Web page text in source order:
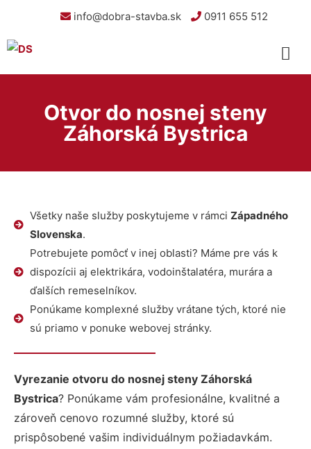
info@dobra-stavba.sk 0911 655 512
Otvor do nosnej steny
Záhorská Bystrica
Všetky naše služby poskytujeme v rámci Západného
Slovenska.
Potrebujete pomôcť v inej oblasti? Máme pre vás k
dispozícii aj elektrikára, vodoinštalatéra, murára a
ďalších remeselníkov.
Ponúkame komplexné služby vrátane tých, ktoré nie
sú priamo v ponuke webovej stránky.
Vyrezanie otvoru do nosnej steny Záhorská
Bystrica? Ponúkame vám profesionálne, kvalitné a
zároveň cenovo rozumné služby, ktoré sú
prispôsobené vašim individuálnym požiadavkám.